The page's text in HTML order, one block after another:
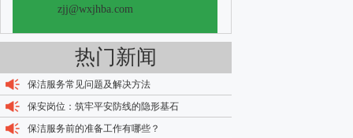
zjj@wxjhba.com
热门新闻
保洁服务常见问题及解决方法
保安岗位：筑牢平安防线的隐形基石
保洁服务前的准备工作有哪些？